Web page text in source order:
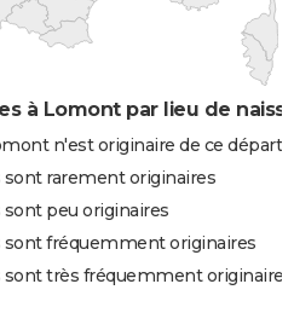
à Lomont par lieu de
n'est originaire de ce
rarement originaires
peu originaires
fréquemment originaires
très fréquemment originaires